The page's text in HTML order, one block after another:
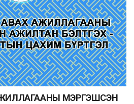
МЭРГЭШСЭН